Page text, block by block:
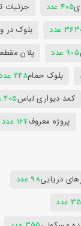
405 عدد جزئیات
عدد بلوک در
905 عدد پلان
بلوک حمام248 عدد
کمد دیواری لباس405 عدد
پروژه معروف167 عدد
دریایی98 عدد
عدد